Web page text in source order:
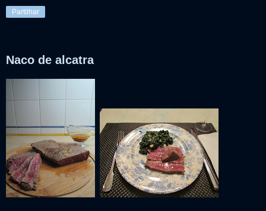
Partilhar
Naco de alcatra